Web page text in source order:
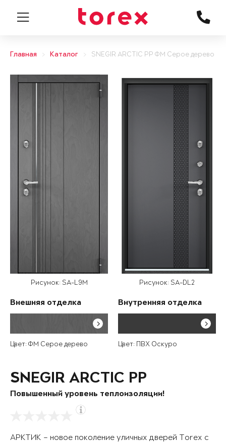
Главная Каталог SNEGIR ARCTIC PP ФМ Серое дерево
Рисунок: SA-L9M
Внешняя отделка
Цвет: ФМ Серое дерево
Рисунок: SA-DL2
Внутренняя отделка
Цвет: ПВХ Оскуро
SNEGIR ARCTIC PP
Повышенный уровень теплоизоляции!
АРКТИК – новое поколение уличных дверей Torex с